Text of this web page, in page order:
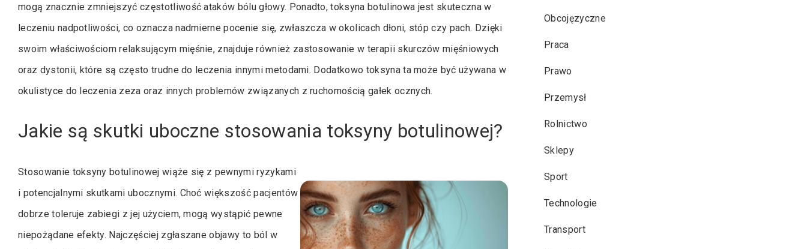
mogą znacznie zmniejszyć częstotliwość ataków bólu głowy. Ponadto, toksyna botulinowa jest skuteczna w
leczeniu nadpotliwości, co oznacza nadmierne pocenie się, zwłaszcza w okolicach dłoni, stóp czy pach. Dzięki
swoim właściwościom relaksującym mięśnie, znajduje również zastosowanie w terapii skurczów mięśniowych
oraz dystonii, które są często trudne do leczenia innymi metodami. Dodatkowo toksyna ta może być używana w
okulistyce do leczenia zeza oraz innych problemów związanych z ruchomością gałek ocznych.
Jakie są skutki uboczne stosowania toksyny botulinowej?
Stosowanie toksyny botulinowej wiąże się z pewnymi ryzykami
i potencjalnymi skutkami ubocznymi. Choć większość pacjentów
dobrze toleruje zabiegi z jej użyciem, mogą wystąpić pewne
niepożądane efekty. Najczęściej zgłaszane objawy to ból w
Obcojęzyczne
Praca
Prawo
Przemysł
Rolnictwo
Sklepy
Sport
Technologie
Transport